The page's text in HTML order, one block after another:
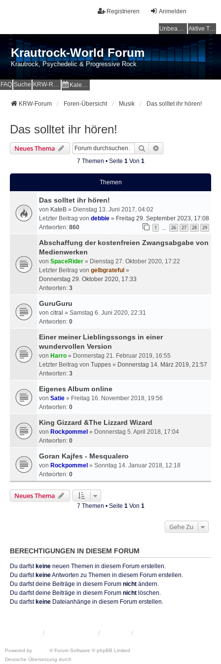
Anmelden
Registrieren
Unbeantwortete Themen Aktive Themen
Krautrock-World Forum
Krautrock, Psychedelic & Progressive Rock
FAQ Suche KRW-Radio Kalender
KRW-Forum Foren-Übersicht Musik Das solltet ihr hören!
Das solltet ihr hören!
Neues Thema Suche
7 Themen • Seite 1Von 1
Themen
Das solltet ihr hören!
von KateB » Dienstag 13. Juni 2017, 04:02
Letzter Beitrag von debbie » Freitag 29. September 2023, 17:08
Antworten: 860 1 26 27 28 29
Abschaffung der kostenfreien Zwangsabgabe von
Medienwerken
von SpaceRider » Dienstag 27. Oktober 2020, 17:22
Letzter Beitrag von gelbgrateful »
Donnerstag 29. Oktober 2020, 17:33
Antworten: 3
GuruGuru
von citral » Samstag 6. Juni 2020, 22:31
Antworten: 0
Einer meiner Lieblingssongs in einer
wundervollen Version
von Harro » Donnerstag 21. Februar 2019, 16:55
Letzter Beitrag von Tuppes » Donnerstag 14. März 2019, 21:57
Antworten: 3
Eigenes Album online
von Satie » Freitag 16. November 2018, 19:56
Antworten: 0
King Gizzard &The Lizzard Wizard
von Rockpommel » Donnerstag 5. April 2018, 17:04
Antworten: 0
Goran Kajfes - Mesqualero
von Rockpommel » Sonntag 14. Januar 2018, 12:18
Antworten: 0
Neues Thema
7 Themen • Seite 1Von 1
Gehe Zu
BERECHTIGUNGEN IN DIESEM FORUM
Du darfstkeine neuen Themen in diesem Forum erstellen.
Du darfstkeineAntworten zu Themen in diesem Forum erstellen.
Du darfst deine Beiträge in diesem Forum nicht ändern.
Du darfst deine Beiträge in diesem Forum nicht löschen.
Du darfstkeine Dateianhänge in diesem Forum erstellen.
Powered by
® Forum Software © phpBB Limited
Deutsche Übersetzung durch